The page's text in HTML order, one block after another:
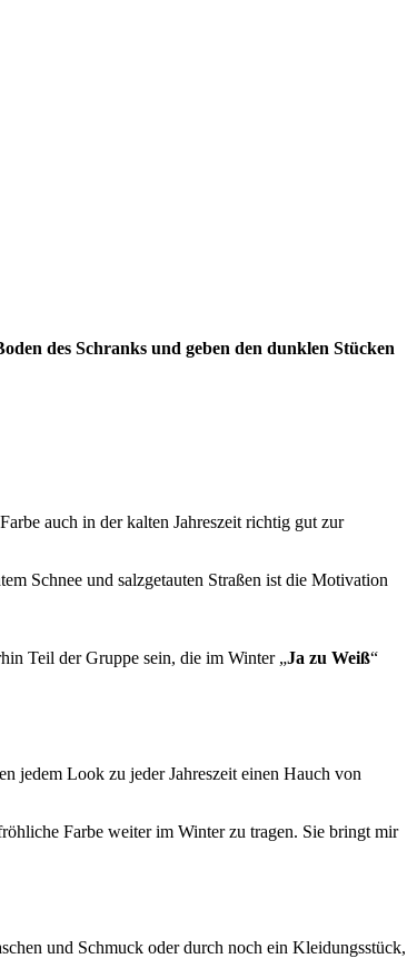
des Schranks und geben den dunklen Stücken
auch in der kalten Jahreszeit richtig gut zur
Schnee und salzgetauten Straßen ist die Motivation
Teil der Gruppe sein, die im Winter „Ja zu Weiß“
jedem Look zu jeder Jahreszeit einen Hauch von
Farbe weiter im Winter zu tragen. Sie bringt mir
und Schmuck oder durch noch ein Kleidungsstück,